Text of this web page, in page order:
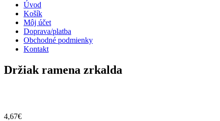
Úvod
Košík
Môj účet
Doprava/platba
Obchodné podmienky
Kontakt
Držiak ramena zrkalda
4,67€